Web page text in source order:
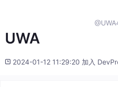
UWA
2024-01-12 11:29:20 加入